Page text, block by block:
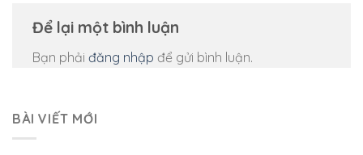
Để lại một bình luận
Bạn phải đăng nhập để gửi bình luận.
BÀI VIẾT MỚI